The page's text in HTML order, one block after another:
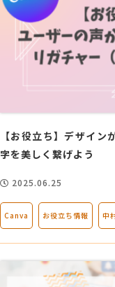
【お役立ち】デザイ
字を美しく繋げよう
2025.06.25
Canva お役立ち情報 中